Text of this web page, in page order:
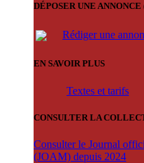
DÉPOSER UNE
Rédiger une
EN SAVOIR PLUS
Textes et tarifs
CONSULTER LA
Consulter le Journal
(JOAM) depuis 2024